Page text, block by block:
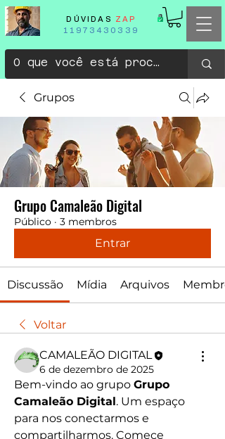
DÚVIDAS ZAP
11973430339
Grupos
Grupo Camaleão Digital
Público · 3 membros
Entrar
Discussão Mídia Arquivos
Voltar
CAMALEÃO DIGITAL
6 de dezembro de 2025
Bem-vindo ao grupo Grupo
Camaleão Digital. Um espaço
para nos conectarmos e
compartilharmos. Comece